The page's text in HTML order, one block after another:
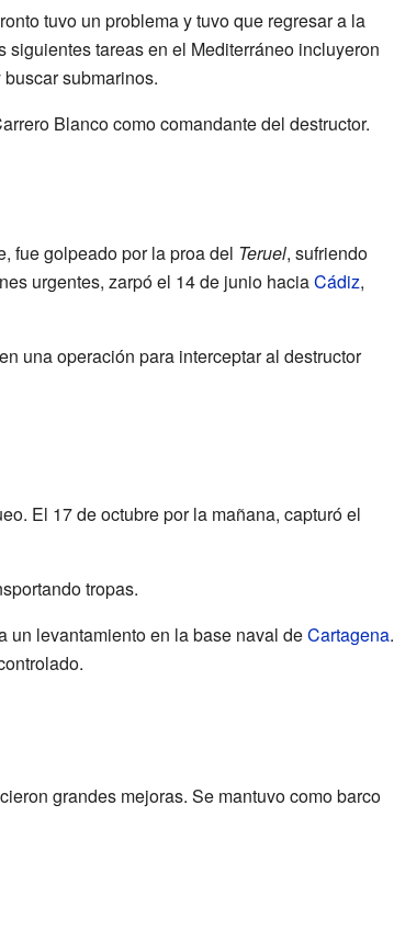
tuvo un problema y tuvo que regresar a la
tareas en el Mediterráneo incluyeron
submarinos.
Blanco como comandante del destructor.
fue golpeado por la proa del Teruel, sufriendo
urgentes, zarpó el 14 de junio haciaCádiz,
una operación para interceptar al destructor
El 17 de octubre por la mañana, capturó el
tropas.
un levantamiento en la base naval deCartagena.
grandes mejoras. Se mantuvo como barco